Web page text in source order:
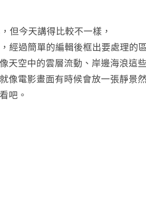
但今天講得比較不一樣，
經過簡單的編輯後框出要處理的區
天空中的雲層流動、岸邊海浪這些
像電影畫面有時候會放一張靜景然
吧。